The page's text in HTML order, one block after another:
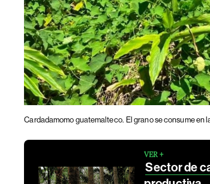
Cardadamomo guatemalteco. El grano se consume en
VER +
Sector de